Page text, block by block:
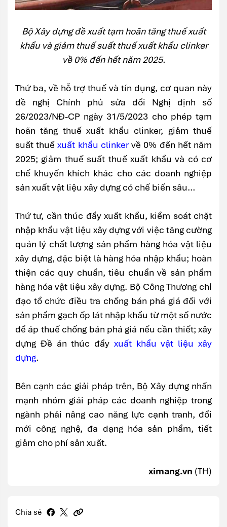
Bộ Xây dựng đề xuất tạm hoãn tăng thuế xuất
khẩu và giảm thuế suất thuế xuất khẩu clinker
về 0% đến hết năm 2025.
Thứ ba, về hỗ trợ thuế và tín dụng, cơ quan này
đề nghị Chính phủ sửa đổi Nghị định số
26/2023/NĐ-CP ngày 31/5/2023 cho phép tạm
hoãn tăng thuế xuất khẩu clinker, giảm thuế
suất thuếxuất khẩu clinkervề 0% đến hết năm
2025; giảm thuế suất thuế xuất khẩu và có cơ
chế khuyến khích khác cho các doanh nghiệp
sản xuất vật liệu xây dựng có chế biến sâu…
Thứ tư, cần thúc đẩy xuất khẩu, kiểm soát chặt
nhập khẩu vật liệu xây dựng với việc tăng cường
quản lý chất lượng sản phẩm hàng hóa vật liệu
xây dựng, đặc biệt là hàng hóa nhập khẩu; hoàn
thiện các quy chuẩn, tiêu chuẩn về sản phẩm
hàng hóa vật liệu xây dựng. Bộ Công Thương chỉ
đạo tổ chức điều tra chống bán phá giá đối với
sản phẩm gạch ốp lát nhập khẩu từ một số nước
để áp thuế chống bán phá giá nếu cần thiết; xây
dựng Đề án thúc đẩy xuất khẩu vật liệu xây
dựng.
Bên cạnh các giải pháp trên, Bộ Xây dựng nhấn
mạnh nhóm giải pháp các doanh nghiệp trong
ngành phải nâng cao năng lực cạnh tranh, đổi
mới công nghệ, đa dạng hóa sản phẩm, tiết
giảm cho phí sản xuất.
ximang.vn (TH)
Chia sẻ